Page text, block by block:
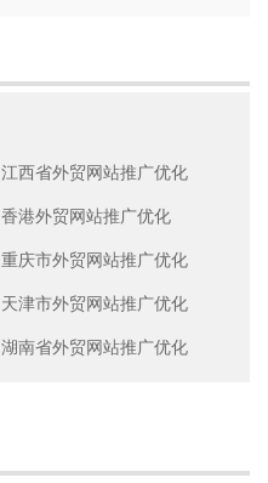
江西省外贸网站推广优化
香港外贸网站推广优化
重庆市外贸网站推广优化
天津市外贸网站推广优化
湖南省外贸网站推广优化